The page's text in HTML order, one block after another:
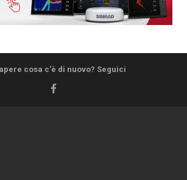
cosa c'è di nuovo? Seguici